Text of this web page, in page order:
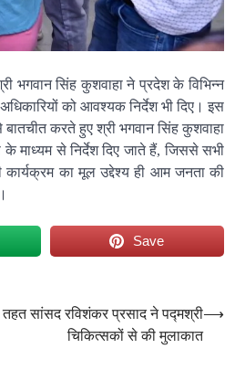
भगवान सिंह कुशवाहा ने प्रदेश के विभिन्न
को आवश्यक निर्देश भी दिए। इस
करते हुए श्री भगवान सिंह कुशवाहा
माध्यम से निर्देश दिए जाते हैं, जिससे सभी
कार्यक्रम का मूल उद्देश्य ही आम जनता की
Save
तहत सांसद रविशंकर प्रसाद ने पद्मश्री
चिकित्सकों से की मुलाकात
⟶